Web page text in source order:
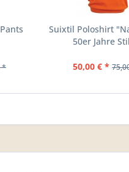
*
Suixtil Poloshirt
50er Jahre
50,00 € *